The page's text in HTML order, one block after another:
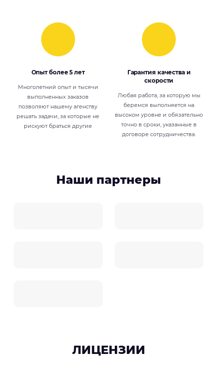
Опыт более 5 лет
Многолетний опыт и тысячи
выполненных заказов
позволяют нашему агенству
решать задачи, за которые не
рискуют браться другие
Гарантия качества и
скорости
Любая работа, за которую мы
беремся выполняется на
высоком уровне и обязательно
точно в сроки, указанные в
договоре сотрудничества.
Наши партнеры